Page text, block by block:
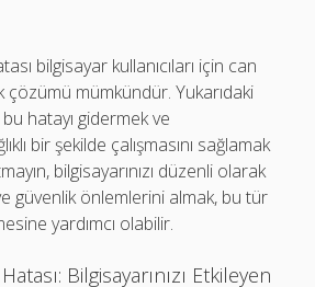
bilgisayar kullanıcıları için can
çözümü mümkündür. Yukarıdaki
bu hatayı gidermek ve
bir şekilde çalışmasını sağlamak
bilgisayarınızı düzenli olarak
güvenlik önlemlerini almak, bu tür
yardımcı olabilir.
Bilgisayarınızı Etkileyen